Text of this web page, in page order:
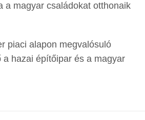
a magyar családokat otthonaik
piaci alapon megvalósuló
hazai építőipar és a magyar